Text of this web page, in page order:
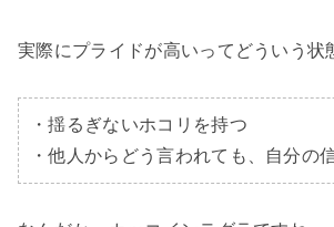
実際にプライドが高いってどういう状
・揺るぎないホコリを持つ
・他人からどう言われても、自分の